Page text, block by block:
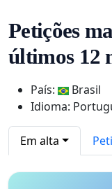
Petições
últimos 12
País:
Brasil
Idioma:
Em alta